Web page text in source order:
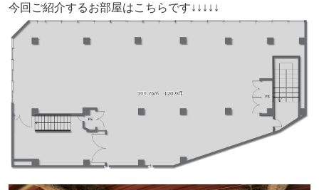
今回ご紹介するお部屋はこちらです↓↓↓↓↓